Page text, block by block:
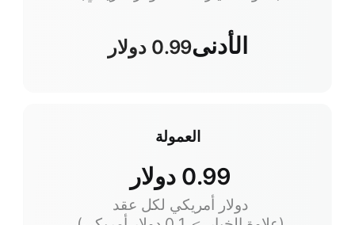
الأدنى0.99 دولار
العمولة
0.99 دولار
دولار أمريكي لكل عقد